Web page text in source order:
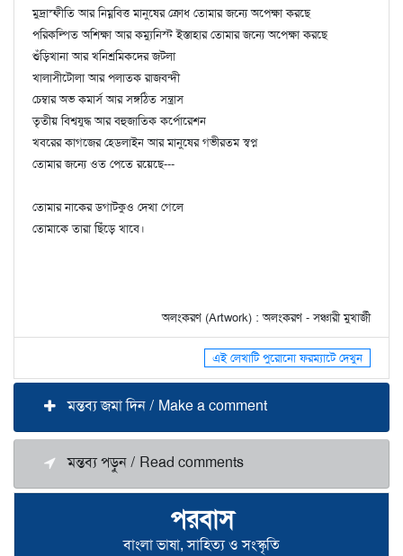
পরবাস
বাংলা ভাষা, সাহিত্য ও সংস্কৃতি
মুদ্রাস্ফীতি আর নিম্নবিত্ত মানুষের ক্রোধ তোমার জন্যে অপেক্ষা করছে
পরিকল্পিত অশিক্ষা আর কম্যুনিস্ট ইস্তাহার তোমার জন্যে অপেক্ষা করছে
শুঁড়িখানা আর খনিশ্রমিকদের জটলা
খালাসীটোলা আর পলাতক রাজবন্দী
চেম্বার অভ কমার্স আর সঙ্গঠিত সন্ত্রাস
তৃতীয় বিশ্বযুদ্ধ আর বহুজাতিক কর্পোরেশন
খবরের কাগজের হেডলাইন আর মানুষের গভীরতম স্বপ্ন
তোমার জন্যে ওত পেতে রয়েছে---
তোমার নাকের ডগাটকুও দেখা গেলে
তোমাকে তারা ছিঁড়ে খাবে।
অলংকরণ (Artwork) : অলংকরণ - সঞ্চারী মুখার্জী
এই লেখাটি পুরোনো ফরম্যাটে দেখুন
মন্তব্য জমা দিন / Make a comment
মন্তব্য পড়ুন / Read comments